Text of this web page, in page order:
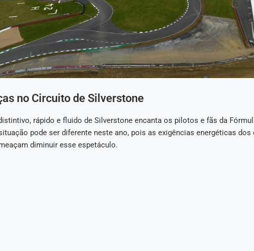
no Circuito de Silverstone
rápido e fluido de Silverstone encanta os pilotos e fãs da
pode ser diferente neste ano, pois as exigências energéticas dos
diminuir esse espetáculo.